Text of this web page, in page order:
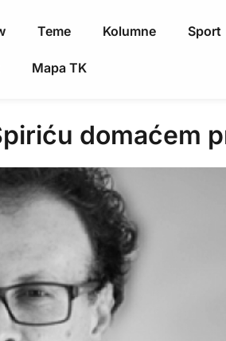
Teme Kolumne Sport
Mapa TK
domaćem